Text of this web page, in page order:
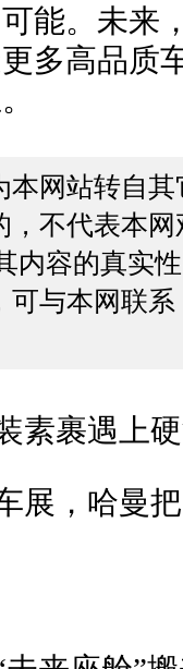
能。未来
多高品质
本网站转自
，不代表本
内容的真实
可与本网联
素裹遇上
展，哈曼